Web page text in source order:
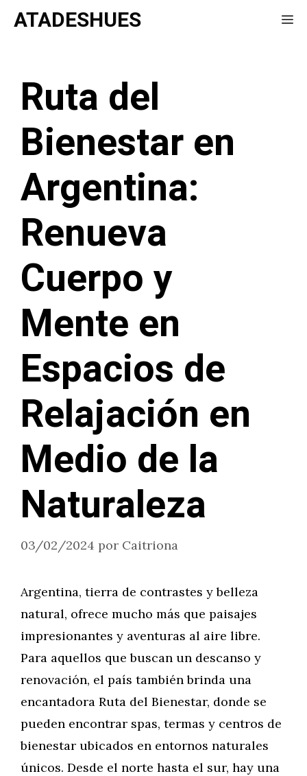
Saltar
ATADESHUES
Ruta del
Bienestar en
Argentina:
Renueva
Cuerpo y
Mente en
Espacios de
Relajación en
Medio de la
Naturaleza
03/02/2024 por Caitriona
Argentina, tierra de contrastes y belleza
natural, ofrece mucho más que paisajes
impresionantes y aventuras al aire libre.
Para aquellos que buscan un descanso y
renovación, el país también brinda una
encantadora Ruta del Bienestar, donde se
pueden encontrar spas, termas y centros de
bienestar ubicados en entornos naturales
únicos. Desde el norte hasta el sur, hay una